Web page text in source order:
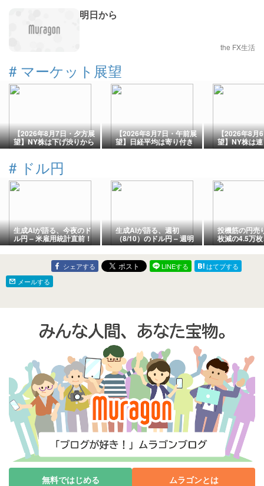
明日から
the FX生活
# マーケット展望
【2026年8月7日・夕方展
望】NY株は下げ渋りから
切り返しの気配、今夜は
ールドは4,340ドル台に上
昇、ドル円は158円台前
半で伸び悩む
【2026年8月7日・午前展
望】日経平均は寄り付き
反発も急失速、下げ幅
【2026年8月
望】NY株は
更新なるか、
# ドル円
生成AIが語る、今夜のド
ル円 – 米雇用統計直前！
(2026年8月7日）
生成AIが語る、週初
（8/10）のドル円 – 週明
け158円突破なるか？攻
防のサポレジ徹底解説
(2026年8月8日）
投機筋の円売
枚減の4.5万
介入で大幅縮
シェアする LINEする
はてブする
メールする
無料ではじめる ムラゴンとは